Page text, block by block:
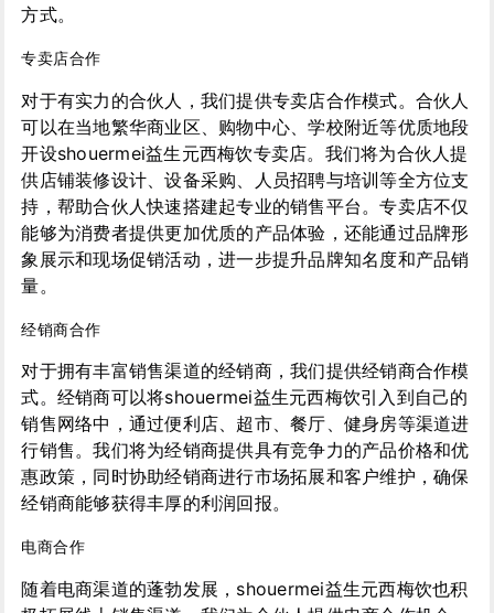
方式。
专卖店合作
对于有实力的合伙人，我们提供专卖店合作模式。合伙人
可以在当地繁华商业区、购物中心、学校附近等优质地段
开设shouermei益生元西梅饮专卖店。我们将为合伙人提
供店铺装修设计、设备采购、人员招聘与培训等全方位支
持，帮助合伙人快速搭建起专业的销售平台。专卖店不仅
能够为消费者提供更加优质的产品体验，还能通过品牌形
象展示和现场促销活动，进一步提升品牌知名度和产品销
量。
经销商合作
对于拥有丰富销售渠道的经销商，我们提供经销商合作模
式。经销商可以将shouermei益生元西梅饮引入到自己的
销售网络中，通过便利店、超市、餐厅、健身房等渠道进
行销售。我们将为经销商提供具有竞争力的产品价格和优
惠政策，同时协助经销商进行市场拓展和客户维护，确保
经销商能够获得丰厚的利润回报。
电商合作
随着电商渠道的蓬勃发展，shouermei益生元西梅饮也积